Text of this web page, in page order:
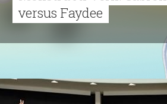
versus Faydee
Cabron vine cu Hitul